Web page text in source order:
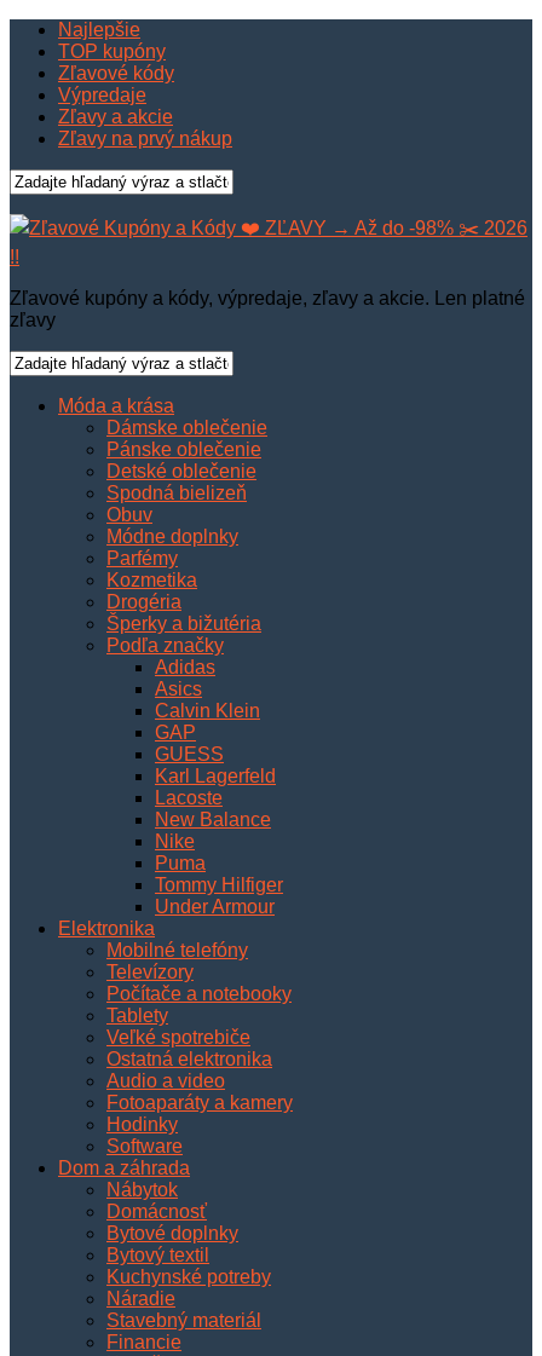
Najlepšie
TOP kupóny
Zľavové kódy
Výpredaje
Zľavy a akcie
Zľavy na prvý nákup
Zľavové kupóny a kódy, výpredaje, zľavy a akcie. Len platné
zľavy
Móda a krása
Dámske oblečenie
Pánske oblečenie
Detské oblečenie
Spodná bielizeň
Obuv
Módne doplnky
Parfémy
Kozmetika
Drogéria
Šperky a bižutéria
Podľa značky
Adidas
Asics
Calvin Klein
GAP
GUESS
Karl Lagerfeld
Lacoste
New Balance
Nike
Puma
Tommy Hilfiger
Under Armour
Elektronika
Mobilné telefóny
Televízory
Počítače a notebooky
Tablety
Veľké spotrebiče
Ostatná elektronika
Audio a video
Fotoaparáty a kamery
Hodinky
Software
Dom a záhrada
Nábytok
Domácnosť
Bytové doplnky
Bytový textil
Kuchynské potreby
Náradie
Stavebný materiál
Financie